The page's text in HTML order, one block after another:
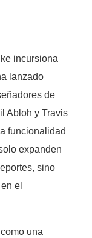
incursiona
lanzado
de
Abloh y Travis
funcionalidad
expanden
sino
el
una